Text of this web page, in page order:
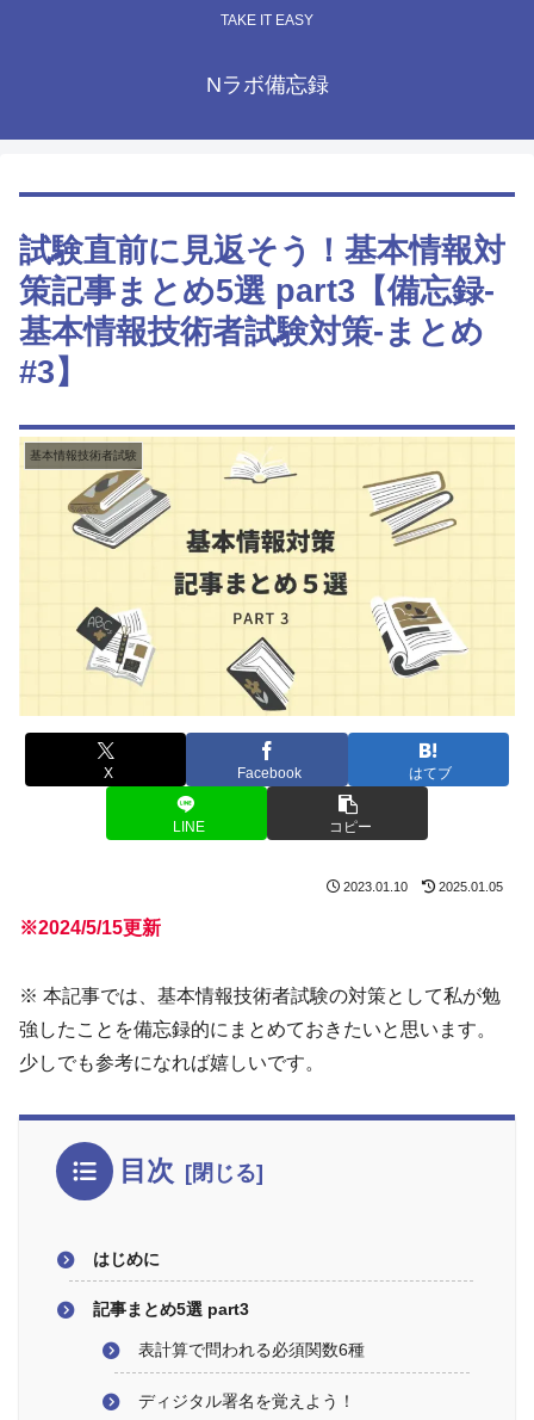
TAKE IT EASY
Nラボ備忘録
試験直前に見返そう！基本情報対
策記事まとめ5選 part3【備忘録-
基本情報技術者試験対策-まとめ
#3】
基本情報技術者試験
X Facebook はてブ
LINE コピー
2023.01.10 2025.01.05
※2024/5/15更新
※ 本記事では、基本情報技術者試験の対策として私が勉
強したことを備忘録的にまとめておきたいと思います。
少しでも参考になれば嬉しいです。
目次
はじめに
記事まとめ5選 part3
表計算で問われる必須関数6種
ディジタル署名を覚えよう！